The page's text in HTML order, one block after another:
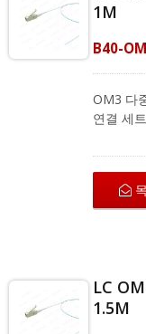
공하며,
1M
B40-
OM3 다
연결 세
을 충족
이 커넥
유 광케
OM3 섬
다양한
공하며,
LC
1.5M